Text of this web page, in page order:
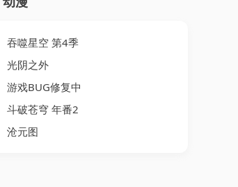
吞噬星空 第4季
光阴之外
游戏BUG修复中
斗破苍穹 年番2
沧元图